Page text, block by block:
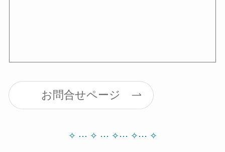
お問合せページ
✧ ⋯ ✧ ⋯ ✧⋯ ✧⋯ ✧